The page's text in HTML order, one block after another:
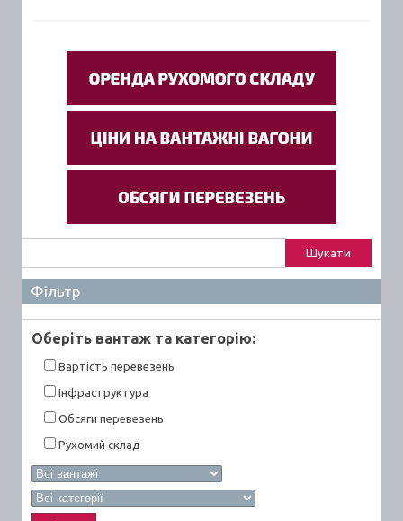
Фільтр
Оберiть вантаж та категорiю:
Вартiсть перевезень
Інфраструктура
Обсяги перевезень
Рухомий склад